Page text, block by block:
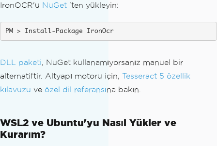
IronOCR'u NuGet 'ten yükleyin:
Install-Package IronOcr
DLL paketi, NuGet kullanamıyorsanız manuel bir
alternatiftir. Altyapı motoru için, Tesseract 5 özellik
kılavuzu ve özel dil referansına bakın.
WSL2 ve Ubuntu'yu Nasıl Yükler ve
Kurarım?